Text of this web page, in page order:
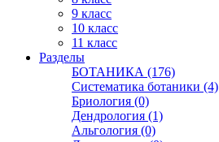
9 класс
10 класс
11 класс
Разделы
БОТАНИКА (176)
Систематика ботаники (4)
Бриология (0)
Дендрология (1)
Альгология (0)